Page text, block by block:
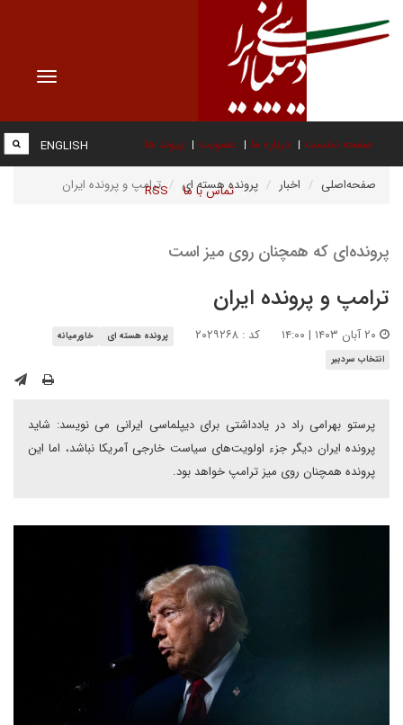
Toggle
صفحه نخست درباره ما عضویت پیوند ها
تماس با ما RSS
ENGLISH
صفحه‌اصلی اخبار پرونده هسته ای ترامپ و پرونده ایران
پرونده‌ای که همچنان روی میز است
ترامپ و پرونده ایران
کد : ۲۰۲۹۲۶۸ پرونده هسته ای
خاورمیانه
انتخاب سردبیر
پرستو بهرامی راد در یادداشتی برای دیپلماسی ایرانی می نویسد: شاید
پرونده ایران دیگر جزء اولویت‌های سیاست خارجی آمریکا نباشد، اما این
پرونده همچنان روی میز ترامپ خواهد بود.